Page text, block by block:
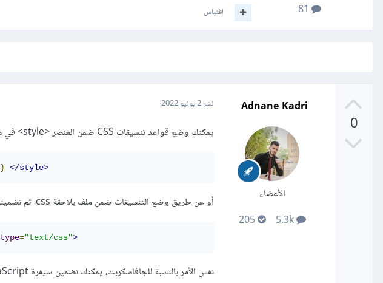
اقتباس
0
Adnane Kadri
الأعضاء
5.3k
205
نشر2 يونيو 2022
يمكنك وضع قواعد تنسيقات CSS ضمن العنصر <style> في مستند HTML كالتالي:
} </style>
أو عن طريق وضع التنسيقات ضمن ملف بلاحقة css، ثم تضمينه عبر العنصر <link>:
type="text/css">